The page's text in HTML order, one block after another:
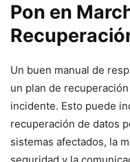
Pon ​en
Un buen manual de
un plan de
incidente. Esto puede
recuperación de ⁤datos
sistemas afectados, la